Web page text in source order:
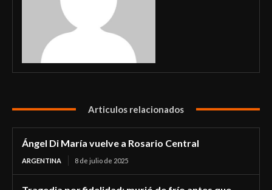
Articulos relacionados
Ángel Di María vuelve a Rosario Central
ARGENTINA 8 de julio de 2025